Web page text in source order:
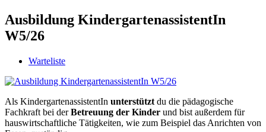
Ausbildung KindergartenassistentIn
W5/26
Warteliste
Als KindergartenassistentIn unterstützt du die pädagogische
Fachkraft bei derBetreuung der Kinder und bist außerdem für
hauswirtschaftliche Tätigkeiten, wie zum Beispiel das Anrichten von